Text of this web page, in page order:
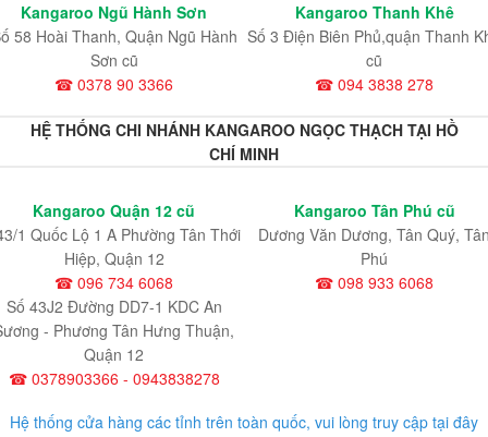
Kangaroo Ngũ Hành Sơn
58 Hoài Thanh, Quận Ngũ Hành
Sơn cũ
☎ 0378 90 3366
Kangaroo Thanh Khê
Số 3 Điện Biên Phủ,quận Thanh
cũ
☎ 094 3838 278
HỆ THỐNG CHI NHÁNH KANGAROO NGỌC THẠCH TẠI HỒ
CHÍ MINH
Kangaroo Quận 12 cũ
1 Quốc Lộ 1 A Phường Tân Thới
Hiệp, Quận 12
☎ 096 734 6068
Số 43J2 Đường DD7-1 KDC An
- Phương Tân Hưng Thuận,
Quận 12
☎ 0378903366 - 0943838278
Kangaroo Tân Phú cũ
Dương Văn Dương, Tân Quý,
Phú
☎ 098 933 6068
Hệ thống cửa hàng các tỉnh trên toàn quốc, vui lòng truy cập tại đây